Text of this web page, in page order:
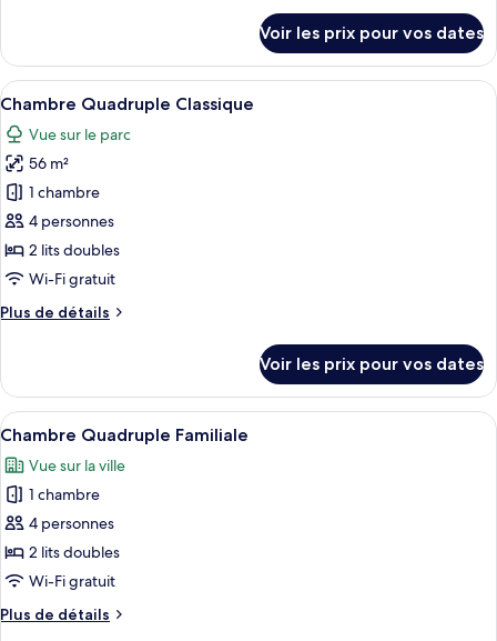
avec
lits
jumeaux
le
type
de
chambre
Chambre
Deluxe
avec
lits
jumeaux
Voir les prix pour vos dates
Afficher
toutes
les
photos
pour
ce
type
de
chambre :
Chambre
Une chambre d’hôtel comprenant
14
Chambre Quadruple Classique
Vue sur le parc
56 m²
1 chambre
4 personnes
2 lits doubles
Wi-Fi gratuit
Plus de détails
Plus
le
type
de
Chambre
Quadruple
Classique
Voir les prix pour vos dates
Afficher
toutes
les
photos
pour
ce
type
chambre :
Une chambre d’hôtel comprenant
1
Chambre Quadruple Familiale
Vue sur la ville
1 chambre
4 personnes
2 lits doubles
Wi-Fi gratuit
Plus de détails
Plus